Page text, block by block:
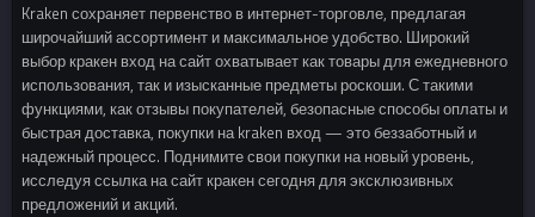
Kraken сохраняет первенство в интернет-торговле, предлагая
широчайший ассортимент и максимальное удобство. Широкий
выбор кракен вход на сайт охватывает как товары для ежедневного
использования, так и изысканные предметы роскоши. С такими
функциями, как отзывы покупателей, безопасные способы оплаты и
быстрая доставка, покупки на kraken вход — это беззаботный и
надежный процесс. Поднимите свои покупки на новый уровень,
исследуя ссылка на сайт кракен сегодня для эксклюзивных
предложений и акций.